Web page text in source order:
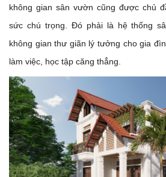
không gian sân vườn cũng được chủ
sức chú trọng. Đó phải là hệ thống
không gian thư giãn lý tưởng cho gia
làm việc, học tập căng thẳng.